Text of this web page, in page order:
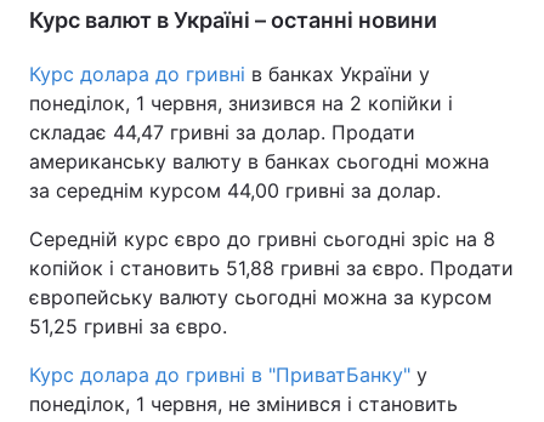
Тема оформлення
Курс валют в Україні – останні новини
Курс долара до гривні в банках України у
понеділок, 1 червня, знизився на 2 копійки і
складає 44,47 гривні за долар. Продати
американську валюту в банках сьогодні можна
за середнім курсом 44,00 гривні за долар.
Середній курс євро до гривні сьогодні зріс на 8
копійок і становить 51,88 гривні за євро. Продати
європейську валюту сьогодні можна за курсом
51,25 гривні за євро.
Курс долара до гривні в "ПриватБанку" у
понеділок, 1 червня, не змінився і становить